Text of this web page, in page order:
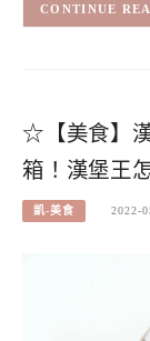
CONTINUE
☆【美食】
箱！漢堡王
凱-美食 2022-